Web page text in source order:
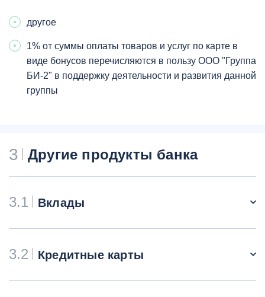
другое
1% от суммы оплаты товаров и услуг по карте в
виде бонусов перечисляются в пользу ООО "Группа
БИ-2" в поддержку деятельности и развития данной
группы
3 Другие продукты банка
3.1 Вклады
3.2 Кредитные карты